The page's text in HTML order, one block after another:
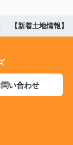
【新着土地情報】
い合わせ